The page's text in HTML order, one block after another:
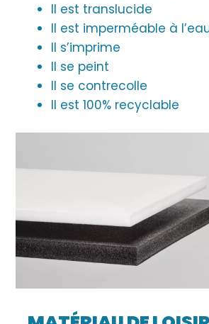
Il est translucide
Il est imperméable à
Il s’imprime
Il se peint
Il se contrecolle
Il est 100% recyclable